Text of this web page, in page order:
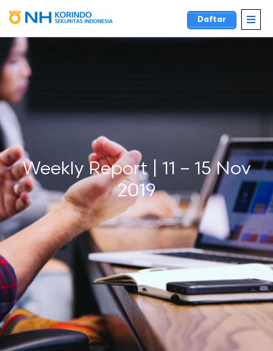
Daftar
Weekly Report | 11 – 15 Nov
2019